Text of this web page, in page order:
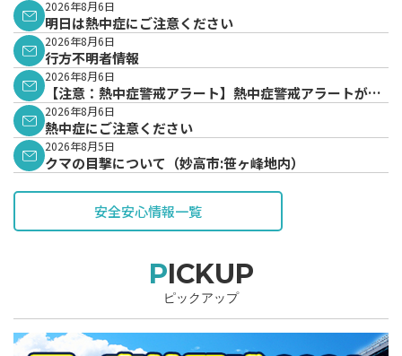
2026年8月6日
明日は熱中症にご注意ください
2026年8月6日
行方不明者情報
2026年8月6日
【注意：熱中症警戒アラート】熱中症警戒アラートが発
表されています。
2026年8月6日
熱中症にご注意ください
2026年8月5日
クマの目撃について（妙高市:笹ヶ峰地内）
安全安心情報一覧
PICKUP
ピックアップ